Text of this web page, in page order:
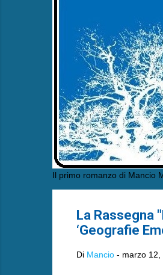
Il primo romanzo di Mancio
La Rassegna
‘Geografie
Di Mancio - marzo 12,